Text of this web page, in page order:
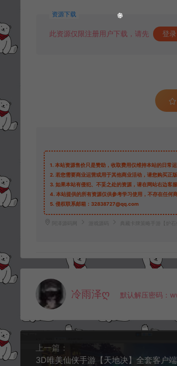
资源下载
此资源仅限注册用户下载，请先 登录
1. 本站资源售价只是赞助，收取费用仅维持本站的日常运
2. 若您需要商业运营或用于其他商业活动，请您购买正版
3. 如果本站有侵犯、不妥之处的资源，请在网站右边客
4. 本站提供的所有资源仅供参考学习使用，不存在任何
5. 侵权联系邮箱：32838727@qq.com
阿泽源码网 典藏卡牌策略手游【炉
冷雨泽ღ 默认解压密码：
上一篇：